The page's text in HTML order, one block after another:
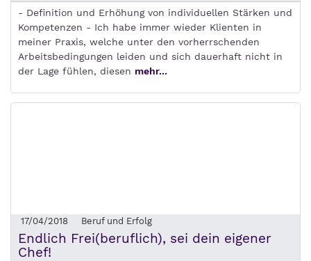
- Definition und Erhöhung von individuellen Stärken und
Kompetenzen - Ich habe immer wieder Klienten in
meiner Praxis, welche unter den vorherrschenden
Arbeitsbedingungen leiden und sich dauerhaft nicht in
der Lage fühlen, diesen mehr...
17/04/2018 Beruf und Erfolg
Endlich Frei(beruflich), sei dein eigener
Chef!